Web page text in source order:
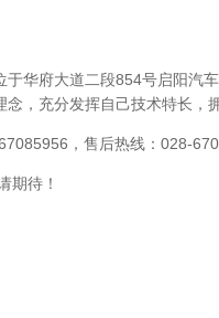
府大道二段854号启阳汽车
念，充分发挥自己技术特长，
，售后热线：028-
期待！